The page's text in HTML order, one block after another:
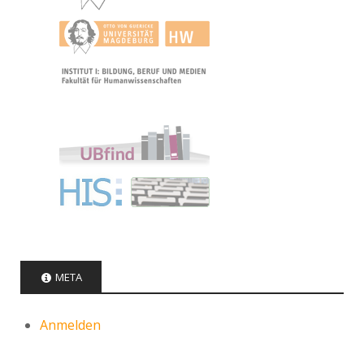
META
Anmelden